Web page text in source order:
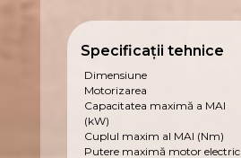
Specificații tehnice
Dimensiune
Motorizarea
Capacitatea maximă a MAI
(kW)
Cuplul maxim al MAI (Nm)
Putere maximă motor electric